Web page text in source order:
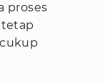
proses